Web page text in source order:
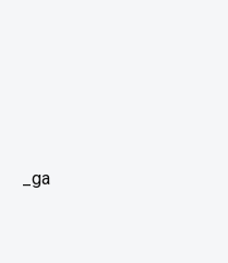
_ga